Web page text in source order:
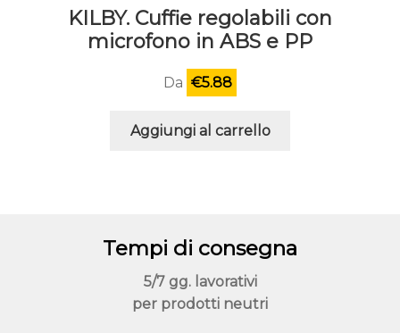
KILBY. Cuffie regolabili con
microfono in ABS e PP
Da €5.88
Aggiungi al carrello
Tempi di consegna
5/7 gg. lavorativi
per prodotti neutri